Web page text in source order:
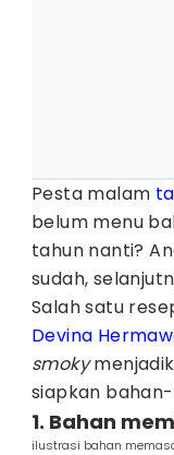
Pesta malam
belum menu
tahun nanti?
sudah,
Salah satu
Devina
smoky
siapkan
1. Bahan
ilustrasi bahan